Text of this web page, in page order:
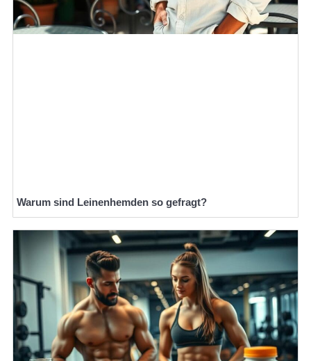
Warum sind Leinenhemden so gefragt?